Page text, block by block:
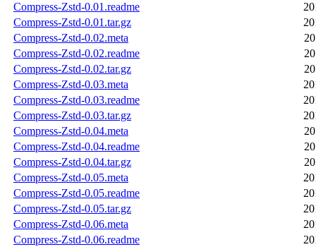
Compress-Zstd-0.01.readme
Compress-Zstd-0.01.tar.gz
Compress-Zstd-0.02.meta
Compress-Zstd-0.02.readme
Compress-Zstd-0.02.tar.gz
Compress-Zstd-0.03.meta
Compress-Zstd-0.03.readme
Compress-Zstd-0.03.tar.gz
Compress-Zstd-0.04.meta
Compress-Zstd-0.04.readme
Compress-Zstd-0.04.tar.gz
Compress-Zstd-0.05.meta
Compress-Zstd-0.05.readme
Compress-Zstd-0.05.tar.gz
Compress-Zstd-0.06.meta
Compress-Zstd-0.06.readme